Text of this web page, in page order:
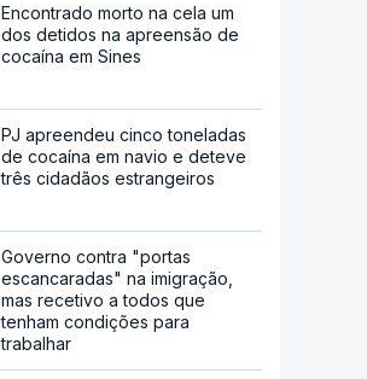
Encontrado morto na cela um
dos detidos na apreensão de
cocaína em Sines
PJ apreendeu cinco toneladas
de cocaína em navio e deteve
três cidadãos estrangeiros
Governo contra "portas
escancaradas" na imigração,
mas recetivo a todos que
tenham condições para
trabalhar